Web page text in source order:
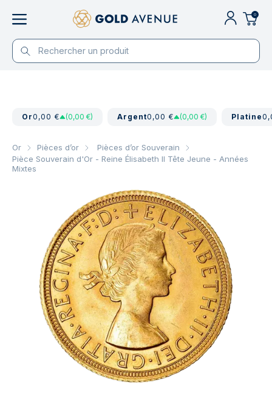
0
Or0,00 € (0,00 €) Argent0,00 € (0,00 €) Platine
Or Pièces d’or
Pièces d’or Souverain
Pièce Souverain d'Or - Reine Élisabeth II Tête Jeune - Années
Mixtes